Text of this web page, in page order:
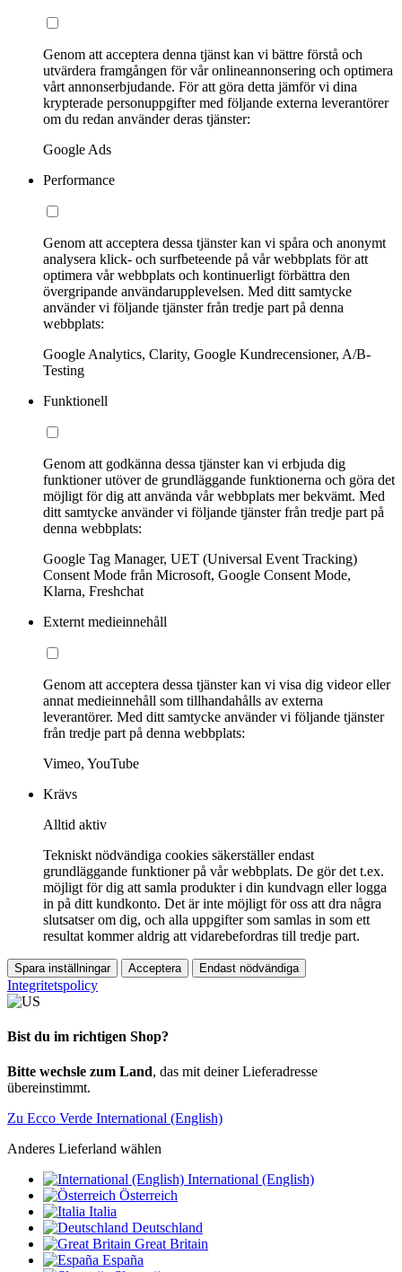
Genom att acceptera denna tjänst kan vi bättre förstå och
utvärdera framgången för vår onlineannonsering och optimera
vårt annonserbjudande. För att göra detta jämför vi dina
krypterade personuppgifter med följande externa leverantörer
om du redan använder deras tjänster:
Google Ads
Performance
Genom att acceptera dessa tjänster kan vi spåra och anonymt
analysera klick- och surfbeteende på vår webbplats för att
optimera vår webbplats och kontinuerligt förbättra den
övergripande användarupplevelsen. Med ditt samtycke
använder vi följande tjänster från tredje part på denna
webbplats:
Google Analytics, Clarity, Google Kundrecensioner, A/B-
Testing
Funktionell
Genom att godkänna dessa tjänster kan vi erbjuda dig
funktioner utöver de grundläggande funktionerna och göra det
möjligt för dig att använda vår webbplats mer bekvämt. Med
ditt samtycke använder vi följande tjänster från tredje part på
denna webbplats:
Google Tag Manager, UET (Universal Event Tracking)
Consent Mode från Microsoft, Google Consent Mode,
Klarna, Freshchat
Externt medieinnehåll
Genom att acceptera dessa tjänster kan vi visa dig videor eller
annat medieinnehåll som tillhandahålls av externa
leverantörer. Med ditt samtycke använder vi följande tjänster
från tredje part på denna webbplats:
Vimeo, YouTube
Krävs
Alltid aktiv
Tekniskt nödvändiga cookies säkerställer endast
grundläggande funktioner på vår webbplats. De gör det t.ex.
möjligt för dig att samla produkter i din kundvagn eller logga
in på ditt kundkonto. Det är inte möjligt för oss att dra några
slutsatser om dig, och alla uppgifter som samlas in som ett
resultat kommer aldrig att vidarebefordras till tredje part.
Spara inställningar Acceptera Endast nödvändiga
Integritetspolicy
Bist du im richtigen Shop?
Bitte wechsle zum Land, das mit deiner Lieferadresse
übereinstimmt.
Zu Ecco Verde International (English)
Anderes Lieferland wählen
International (English)
Österreich
Italia
Deutschland
Great Britain
España